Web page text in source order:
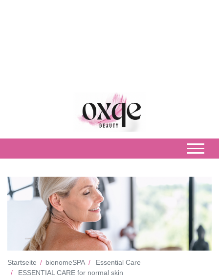
Startseite bionomeSPA
Essential Care
ESSENTIAL CARE for normal skin